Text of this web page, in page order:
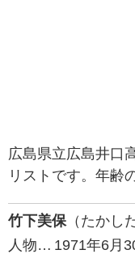
広島県立広島井口
リストです。年齢
竹下美保（たかし
人物… 1971年6月